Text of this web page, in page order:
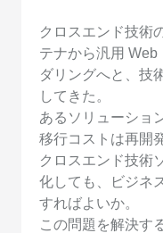
クロスエンド技術
テナから汎用 Web
ダリングへと、技
してきた。
あるソリューショ
移行コストは再開
クロスエンド技術
化しても、ビジネ
すればよいか。
この問題を解決す